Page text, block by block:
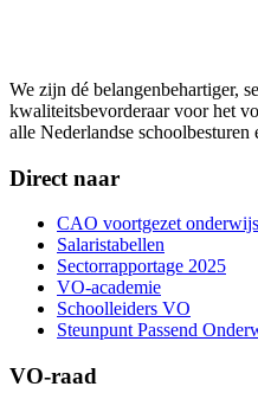
We zijn dé belangenbehartiger,
kwaliteitsbevorderaar voor het
alle Nederlandse
Direct naar
CAO voortgezet onderwijs
Salaristabellen
Sectorrapportage 2025
VO-academie
Schoolleiders VO
Steunpunt Passend
VO-raad